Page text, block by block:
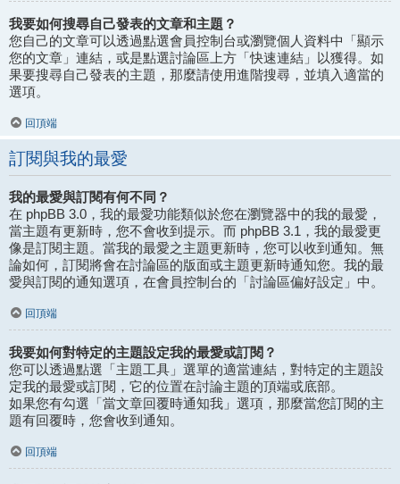
我要如何搜尋自己發表的文章和主題？
您自己的文章可以透過點選會員控制台或瀏覽個人資料中「顯示
您的文章」連結，或是點選討論區上方「快速連結」以獲得。如
果要搜尋自己發表的主題，那麼請使用進階搜尋，並填入適當的
選項。
回頂端
訂閱與我的最愛
我的最愛與訂閱有何不同？
在 phpBB 3.0，我的最愛功能類似於您在瀏覽器中的我的最愛，
當主題有更新時，您不會收到提示。而 phpBB 3.1，我的最愛更
像是訂閱主題。當我的最愛之主題更新時，您可以收到通知。無
論如何，訂閱將會在討論區的版面或主題更新時通知您。我的最
愛與訂閱的通知選項，在會員控制台的「討論區偏好設定」中。
回頂端
我要如何對特定的主題設定我的最愛或訂閱？
您可以透過點選「主題工具」選單的適當連結，對特定的主題設
定我的最愛或訂閱，它的位置在討論主題的頂端或底部。
如果您有勾選「當文章回覆時通知我」選項，那麼當您訂閱的主
題有回覆時，您會收到通知。
回頂端